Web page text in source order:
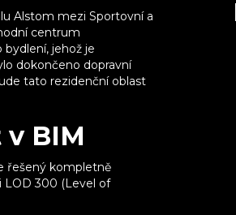
Alstom mezi Sportovní a
centrum
jehož je
dokončeno dopravní
tato rezidenční oblast
BIM
řešený kompletně
300 (Level of